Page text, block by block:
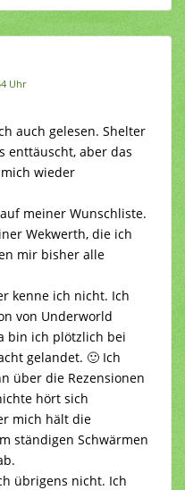
Uhr
auch gelesen. Shelter
enttäuscht, aber das
wieder
meiner Wunschliste.
Wekwerth, die ich
mir bisher alle
kenne ich nicht. Ich
von Underworld
bin ich plötzlich bei
gelandet. 🙂 Ich
über die Rezensionen
hört sich
mich hält die
ständigen Schwärmen
übrigens nicht. Ich